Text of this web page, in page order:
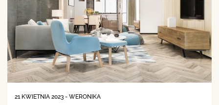
21 KWIETNIA 2023 - WERONIKA